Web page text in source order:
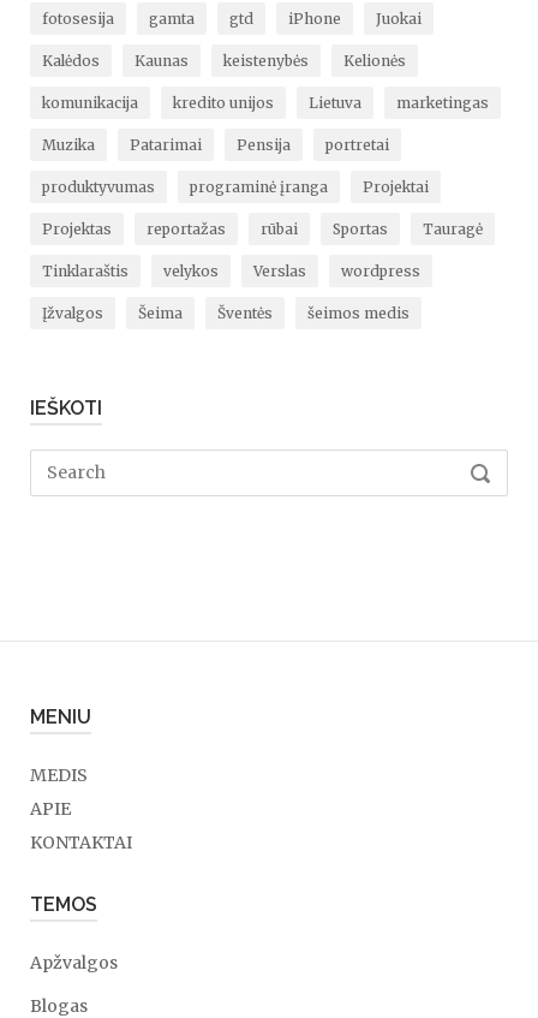
fotosesija gamta gtd iPhone Juokai
Kalėdos Kaunas keistenybės Kelionės
komunikacija kredito unijos Lietuva marketingas
Muzika Patarimai Pensija portretai
produktyvumas programinė įranga Projektai
Projektas reportažas rūbai Sportas Tauragė
Tinklaraštis velykos Verslas wordpress
Įžvalgos Šeima Šventės šeimos medis
IEŠKOTI
Search
MENIU
MEDIS
APIE
KONTAKTAI
TEMOS
Apžvalgos
Blogas